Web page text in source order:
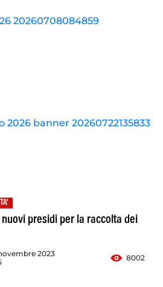
presidi per la raccolta dei
2023
8002